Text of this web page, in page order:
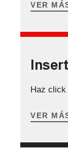
VER
Haz
VER